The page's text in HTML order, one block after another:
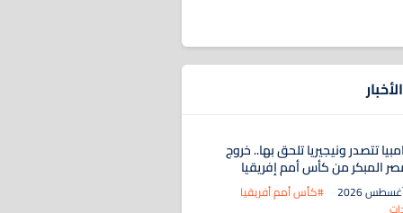
تتصدر ونيجيريا تلحق بها.. خروج
المبكر من كأس أمم إفريقيا
#كأس أمم أفريقيا